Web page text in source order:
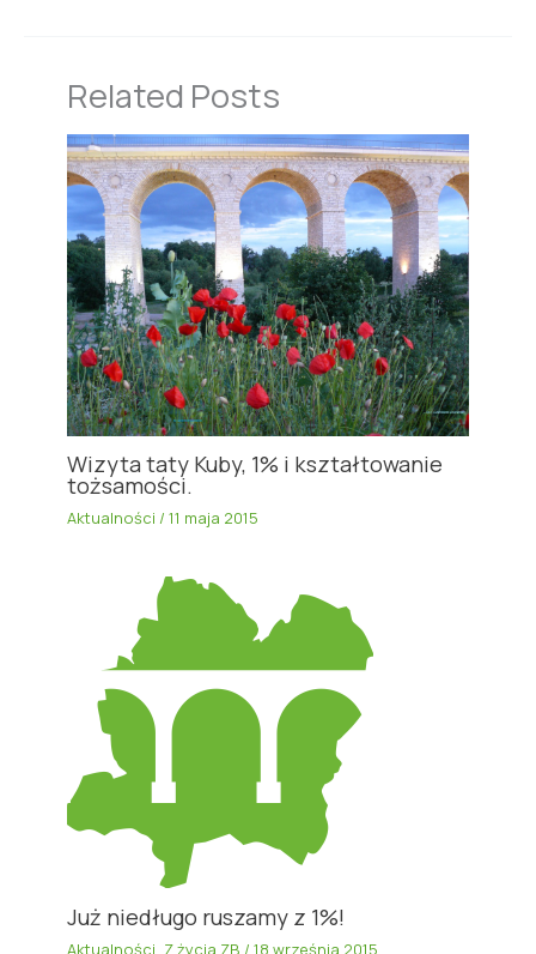
Related Posts
Wizyta taty Kuby, 1% i kształtowanie
tożsamości.
Aktualności /11 maja 2015
Już niedługo ruszamy z 1%!
Aktualności Z życia ZB /18 września 2015